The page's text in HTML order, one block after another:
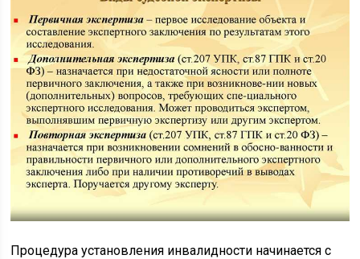
Процедура установления инвалидности начинается с